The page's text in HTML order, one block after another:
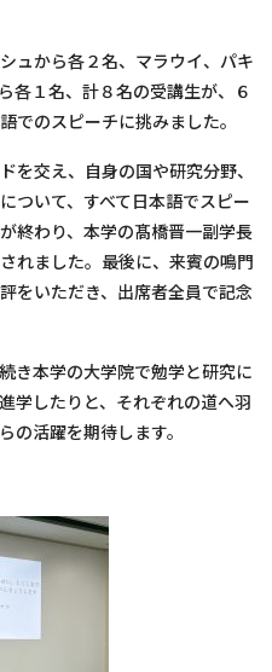
ュから各２名、マラウイ、パキ
各１名、計８名の受講生が、６
でのスピーチに挑みました。
を交え、自身の国や研究分野、
ついて、すべて日本語でスピー
終わり、本学の髙橋晋一副学長
れました。最後に、来賓の鳴門
をいただき、出席者全員で記念
き本学の大学院で勉学と研究に
学したりと、それぞれの道へ羽
の活躍を期待します。